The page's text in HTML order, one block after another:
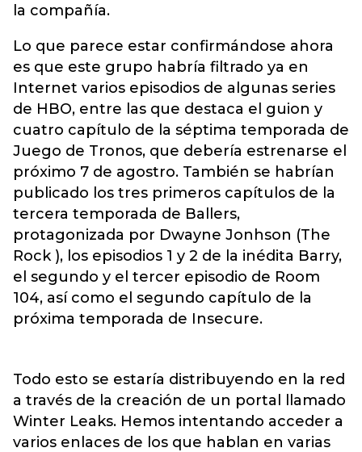
la compañía.
Lo que parece estar confirmándose ahora
es que este grupo habría filtrado ya en
Internet varios episodios de algunas series
de HBO, entre las que destaca el guion y
cuatro capítulo de la séptima temporada de
Juego de Tronos, que debería estrenarse el
próximo 7 de agostro. También se habrían
publicado los tres primeros capítulos de la
tercera temporada de Ballers,
protagonizada por Dwayne Jonhson (The
Rock ), los episodios 1 y 2 de la inédita Barry,
el segundo y el tercer episodio de Room
104, así como el segundo capítulo de la
próxima temporada de Insecure.
Todo esto se estaría distribuyendo en la red
a través de la creación de un portal llamado
Winter Leaks. Hemos intentando acceder a
varios enlaces de los que hablan en varias